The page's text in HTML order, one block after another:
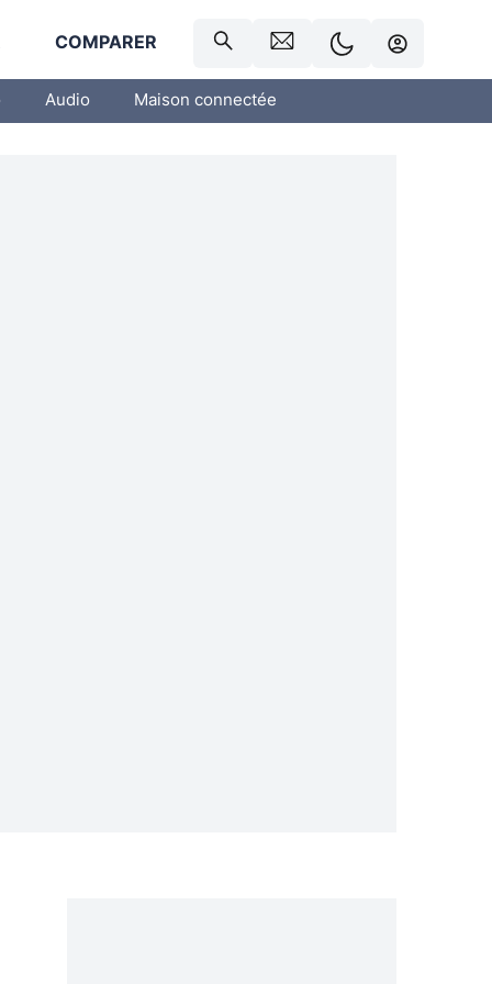
COMPARER
Audio Maison connectée